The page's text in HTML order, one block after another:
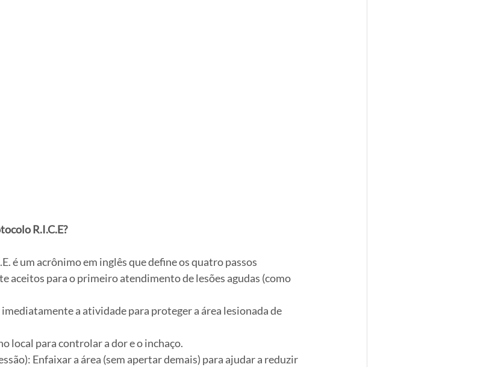
R.I.C.E?
é um acrônimo em inglês que define os quatro passos
aceitos para o primeiro atendimento de lesões agudas (como
a atividade para proteger a área lesionada de
local para controlar a dor e o inchaço.
Enfaixar a área (sem apertar demais) para ajudar a reduzir